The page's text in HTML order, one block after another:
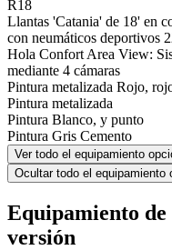
R18
Llantas 'Catania' de 18' en
con neumáticos deportivos
Hola Confort Area View:
mediante 4 cámaras
Pintura metalizada Rojo,
Pintura metalizada
Pintura Blanco, y punto
Pintura Gris Cemento
Ver todo el equipamiento
Ocultar todo el equipamiento
Equipamiento de
versión